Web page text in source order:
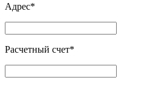
Адрес*
Расчетный счет*